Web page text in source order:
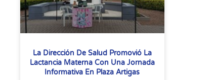
La Dirección De Salud Promovió La
Lactancia Materna Con Una Jornada
Informativa En Plaza Artigas